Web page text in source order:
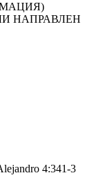
НАПРАВЛЕН
4:341-3